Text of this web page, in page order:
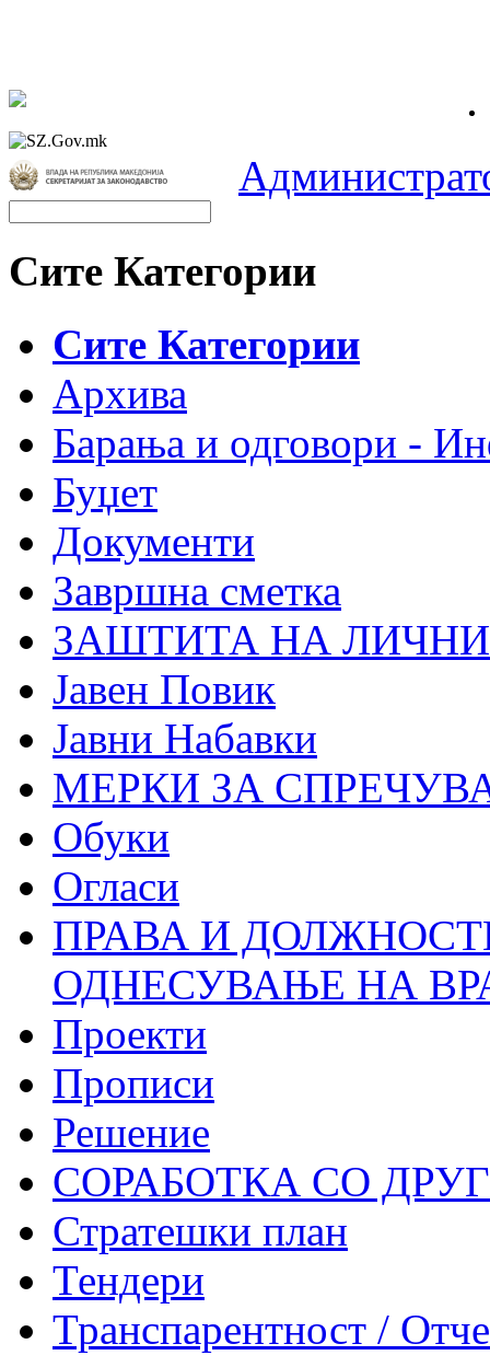
Сите Категории
Сите Категории
Архива
Барања и одговори -
Буџет
Документи
Завршна сметка
ЗАШТИТА НА
Јавен Повик
Јавни Набавки
МЕРКИ ЗА
Обуки
Огласи
ПРАВА И
ОДНЕСУВАЊЕ НА
Проекти
Прописи
Решение
СОРАБОТКА СО
Стратешки план
Тендери
Транспарентност /